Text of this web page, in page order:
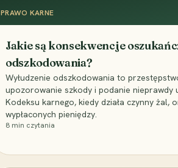
PRAWO KARNE
Jakie są konsekwencje
odszkodowania?
Wyłudzenie odszkodowania to
upozorowanie szkody i podanie nieprawdy
Kodeksu karnego, kiedy działa czynny żal,
wypłaconych pieniędzy.
8 min czytania